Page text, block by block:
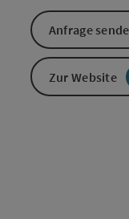
Anfrage
Zur Website